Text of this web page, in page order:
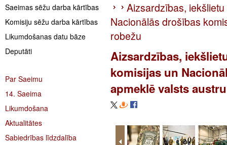
Saeimas sēžu darba kārtības
Komisiju sēžu darba kārtības
Likumdošanas datu bāze
Deputāti
Par Saeimu
14. Saeima
Likumdošana
Aktualitātes
Sabiedrības līdzdalība
Aizsardzības,
Nacionālās drošības
robežu
Aizsardzības,
komisijas un
apmeklē valsts